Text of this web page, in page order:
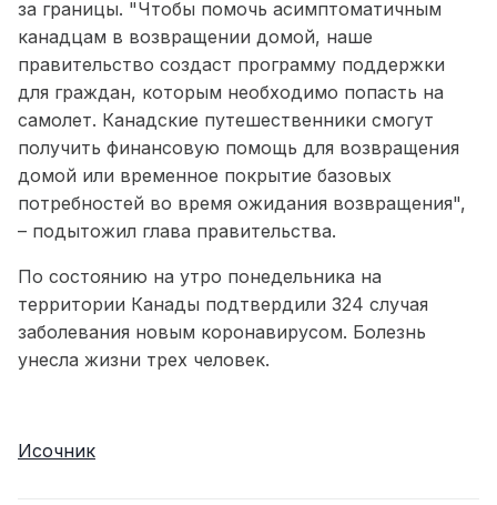
за границы. "Чтобы помочь асимптоматичным
канадцам в возвращении домой, наше
правительство создаст программу поддержки
для граждан, которым необходимо попасть на
самолет. Канадские путешественники смогут
получить финансовую помощь для возвращения
домой или временное покрытие базовых
потребностей во время ожидания возвращения",
– подытожил глава правительства.
По состоянию на утро понедельника на
территории Канады подтвердили 324 случая
заболевания новым коронавирусом. Болезнь
унесла жизни трех человек.
Исочник